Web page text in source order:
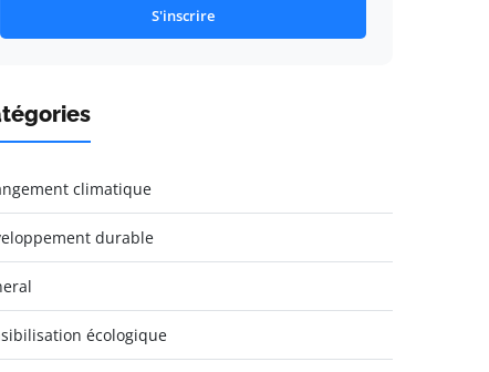
S'inscrire
climatique
durable
écologique